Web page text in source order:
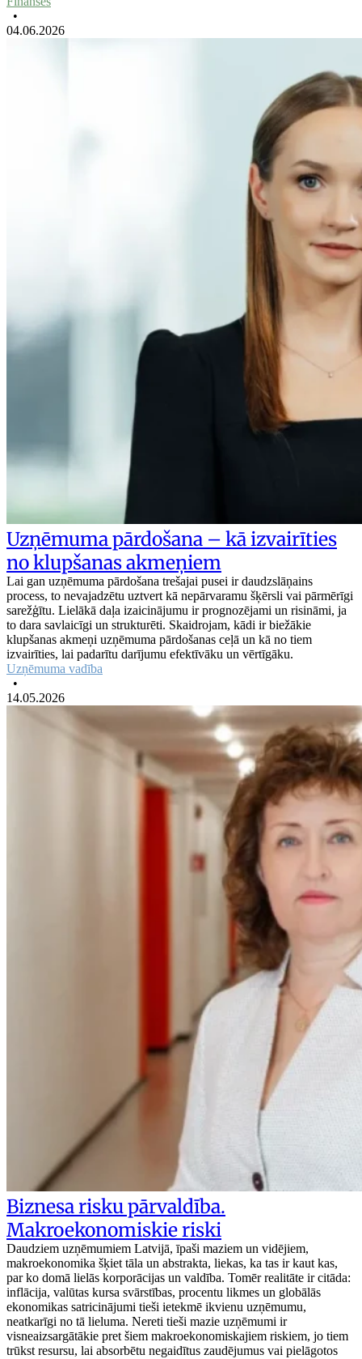
•
04.06.2026
Uzņēmuma pārdošana – kā izvairīties
no klupšanas akmeņiem
Lai gan uzņēmuma pārdošana trešajai pusei ir daudzslāņains
process, to nevajadzētu uztvert kā nepārvaramu šķērsli vai pārmērīgi
sarežģītu. Lielākā daļa izaicinājumu ir prognozējami un risināmi, ja
to dara savlaicīgi un strukturēti. Skaidrojam, kādi ir biežākie
klupšanas akmeņi uzņēmuma pārdošanas ceļā un kā no tiem
izvairīties, lai padarītu darījumu efektīvāku un vērtīgāku.
Uzņēmuma vadība
•
14.05.2026
Biznesa risku pārvaldība.
Makroekonomiskie riski
Daudziem uzņēmumiem Latvijā, īpaši maziem un vidējiem,
makroekonomika šķiet tāla un abstrakta, liekas, ka tas ir kaut kas,
par ko domā lielās korporācijas un valdība. Tomēr realitāte ir citāda:
inflācija, valūtas kursa svārstības, procentu likmes un globālās
ekonomikas satricinājumi tieši ietekmē ikvienu uzņēmumu,
neatkarīgi no tā lieluma. Nereti tieši mazie uzņēmumi ir
visneaizsargātākie pret šiem makroekonomiskajiem riskiem, jo tiem
trūkst resursu, lai absorbētu negaidītus zaudējumus vai pielāgotos